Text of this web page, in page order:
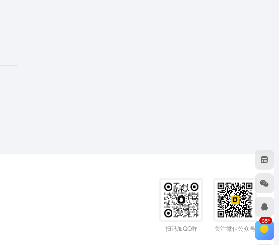
扫码加QQ群 关注微信公众号
35°